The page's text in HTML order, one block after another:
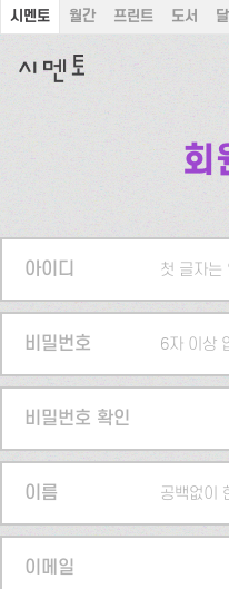
시멘토 월간 프린트 도서
회
아이디 첫 글자는
비밀번호 6자 이상
비밀번호 확인
이름 공백없이
이메일